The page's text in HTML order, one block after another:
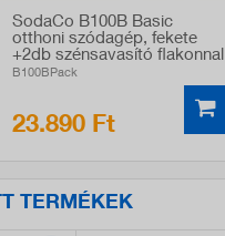
SodaCo B100B Basic
otthoni szódagép, fekete
+2db szénsavasító flakonnal
B100BPack
23.890 Ft
TERMÉKEK